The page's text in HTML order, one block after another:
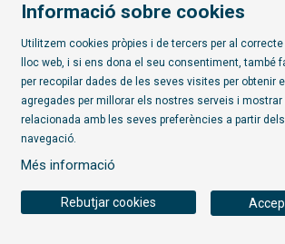
Diapositiva 2 de 7
Subscriu-te al
Sitemap |
Ús de Cookies | Transparència
Informació sobre cookies
Utilitzem cookies pròpies i de tercers per al
lloc web, i si ens dona el seu consentiment, també
per recopilar dades de les seves visites per obtenir
agregades per millorar els nostres serveis i mostrar
relacionada amb les seves preferències a partir
navegació.
Més informació
Rebutjar cookies